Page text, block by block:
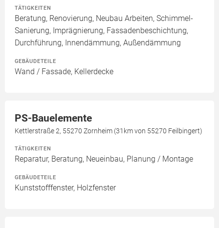
TÄTIGKEITEN
Beratung, Renovierung, Neubau Arbeiten, Schimmel-
Sanierung, Imprägnierung, Fassadenbeschichtung,
Durchführung, Innendämmung, Außendämmung
GEBÄUDETEILE
Wand / Fassade, Kellerdecke
PS-Bauelemente
Kettlerstraße 2, 55270 Zornheim (31km von 55270 Feilbingert)
TÄTIGKEITEN
Reparatur, Beratung, Neueinbau, Planung / Montage
GEBÄUDETEILE
Kunststofffenster, Holzfenster